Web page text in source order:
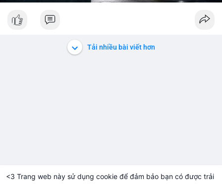
<3 Trang web này sử dụng cookie để đảm bảo bạn có được trải
Tải nhiều bài viết hơn